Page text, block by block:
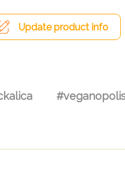
Update product info